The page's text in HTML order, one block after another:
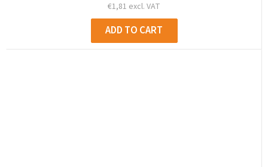
€1,81 excl. VAT
ADD TO CART